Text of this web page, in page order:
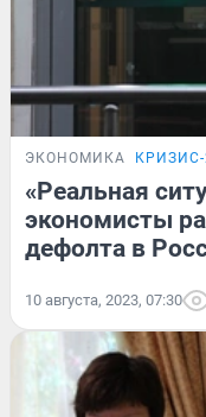
ЭКОНОМИКА КРИЗИС-
«Реальная
экономисты
дефолта в
10 августа, 2023, 07:30